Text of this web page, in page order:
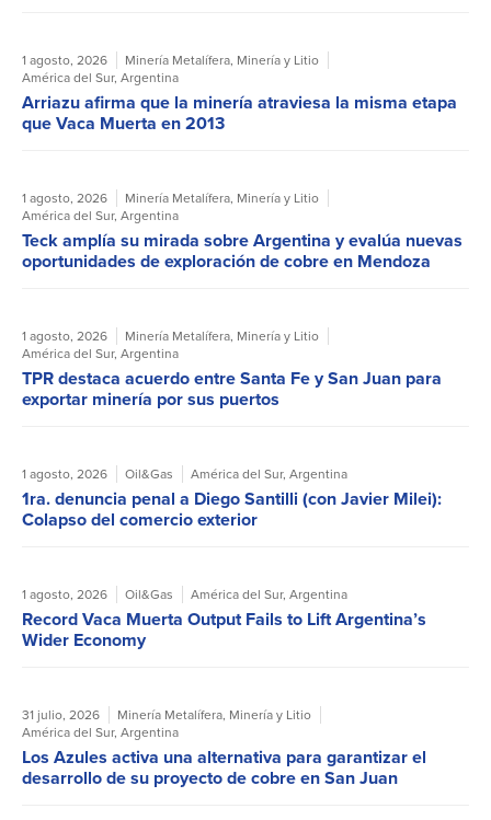
1 agosto, 2026 Minería Metalífera, Minería y Litio
América del Sur, Argentina
Arriazu afirma que la minería atraviesa la misma etapa
que Vaca Muerta en 2013
1 agosto, 2026 Minería Metalífera, Minería y Litio
América del Sur, Argentina
Teck amplía su mirada sobre Argentina y evalúa nuevas
oportunidades de exploración de cobre en Mendoza
1 agosto, 2026 Minería Metalífera, Minería y Litio
América del Sur, Argentina
TPR destaca acuerdo entre Santa Fe y San Juan para
exportar minería por sus puertos
1 agosto, 2026 Oil&Gas América del Sur, Argentina
1ra. denuncia penal a Diego Santilli (con Javier Milei):
Colapso del comercio exterior
1 agosto, 2026 Oil&Gas América del Sur, Argentina
Record Vaca Muerta Output Fails to Lift Argentina’s
Wider Economy
31 julio, 2026 Minería Metalífera, Minería y Litio
América del Sur, Argentina
Los Azules activa una alternativa para garantizar el
desarrollo de su proyecto de cobre en San Juan